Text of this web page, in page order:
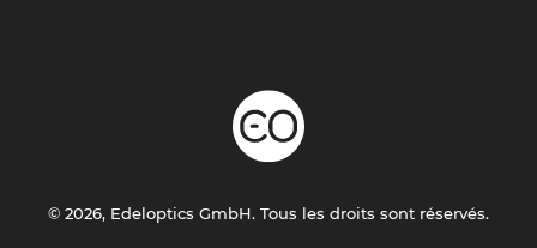
© 2026, Edeloptics GmbH. Tous les droits sont réservés.